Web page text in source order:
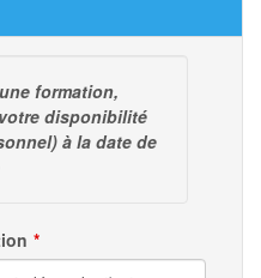
formation,
disponibilité
à la date de